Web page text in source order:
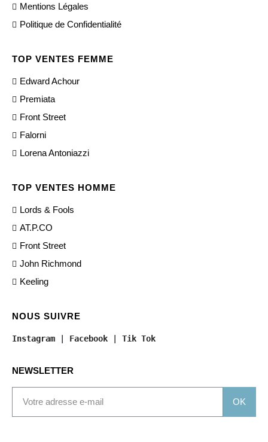
Mentions Légales
Politique de Confidentialité
TOP VENTES FEMME
Edward Achour
Premiata
Front Street
Falorni
Lorena Antoniazzi
TOP VENTES HOMME
Lords & Fools
AT.P.CO
Front Street
John Richmond
Keeling
NOUS SUIVRE
Instagram Facebook Tik Tok
NEWSLETTER
OK